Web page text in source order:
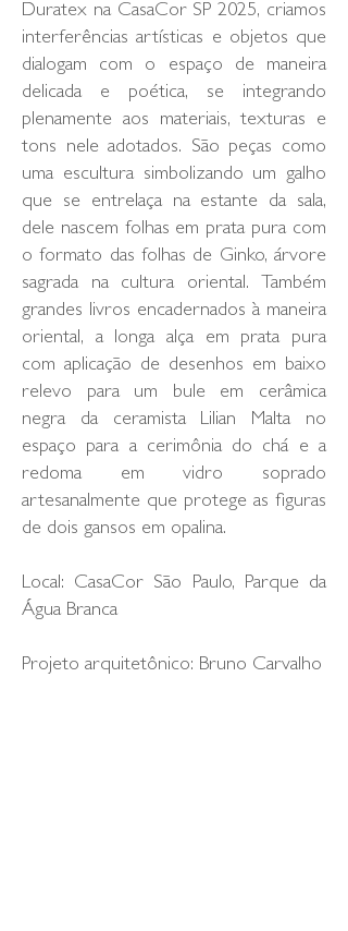
Duratex na CasaCor SP 2025, criamos
interferências artísticas e objetos que
dialogam com o espaço de maneira
delicada e poética, se integrando
plenamente aos materiais, texturas e
tons nele adotados. São peças como
uma escultura simbolizando um galho
que se entrelaça na estante da sala,
dele nascem folhas em prata pura com
o formato das folhas de Ginko, árvore
sagrada na cultura oriental. Também
grandes livros encadernados à maneira
oriental, a longa alça em prata pura
com aplicação de desenhos em baixo
relevo para um bule em cerâmica
negra da ceramista Lilian Malta no
espaço para a cerimônia do chá e a
redoma em vidro soprado
artesanalmente que protege as figuras
de dois gansos em opalina.
Local: CasaCor São Paulo, Parque da
Água Branca
Projeto arquitetônico: Bruno Carvalho